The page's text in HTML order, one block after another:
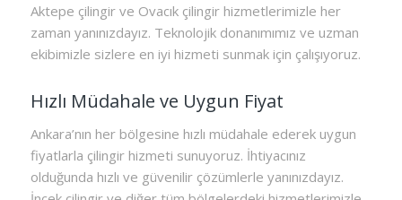
Aktepe çilingir ve Ovacık çilingir hizmetlerimizle her
zaman yanınızdayız. Teknolojik donanımımız ve uzman
ekibimizle sizlere en iyi hizmeti sunmak için çalışıyoruz.
Hızlı Müdahale ve Uygun Fiyat
Ankara’nın her bölgesine hızlı müdahale ederek uygun
fiyatlarla çilingir hizmeti sunuyoruz. İhtiyacınız
olduğunda hızlı ve güvenilir çözümlerle yanınızdayız.